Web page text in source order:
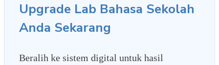
Upgrade Lab Bahasa Sekolah
Anda Sekarang
Beralih ke sistem digital untuk hasil